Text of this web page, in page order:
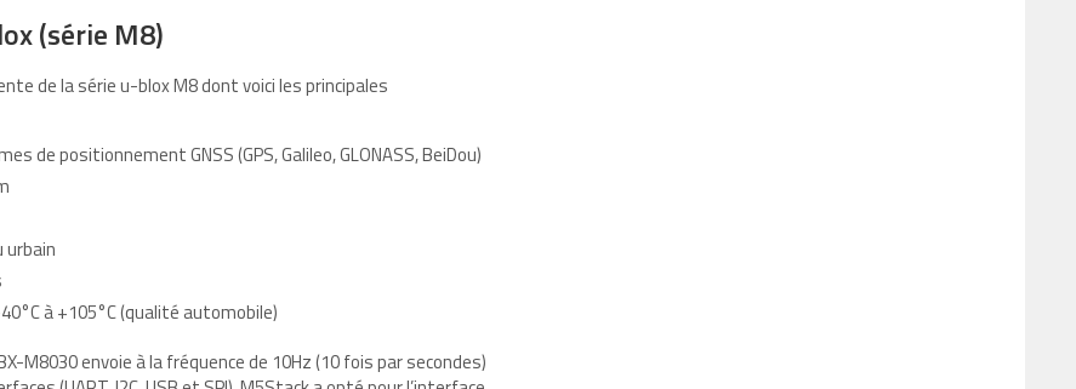
(série M8)
de la série u-blox M8 dont voici les principales
de positionnement GNSS (GPS, Galileo, GLONASS, BeiDou)
urbain
à +105°C (qualité automobile)
M8030 envoie à la fréquence de 10Hz (10 fois par secondes)